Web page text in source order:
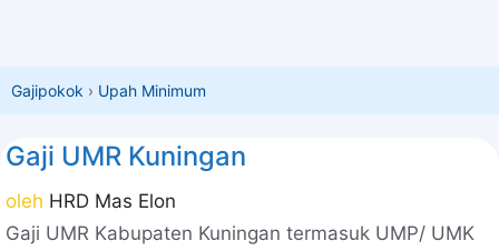
Gajipokok › Upah Minimum
Gaji UMR Kuningan
oleh HRD Mas Elon
Gaji UMR Kabupaten Kuningan termasuk UMP/ UMK